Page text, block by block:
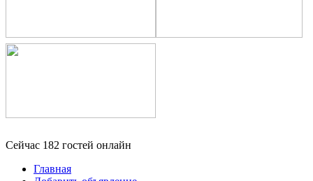
Сейчас 182 гостей онлайн
Главная